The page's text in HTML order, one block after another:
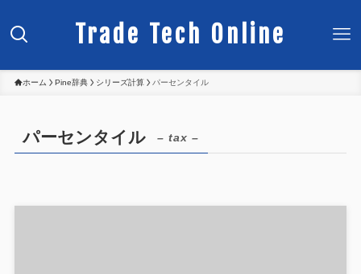
Trade Tech Online
ホーム Pine辞典 シリーズ計算 パーセンタイル
パーセンタイル – tax –